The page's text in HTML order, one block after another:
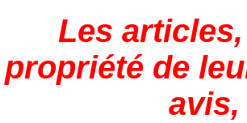
Les
propriété de